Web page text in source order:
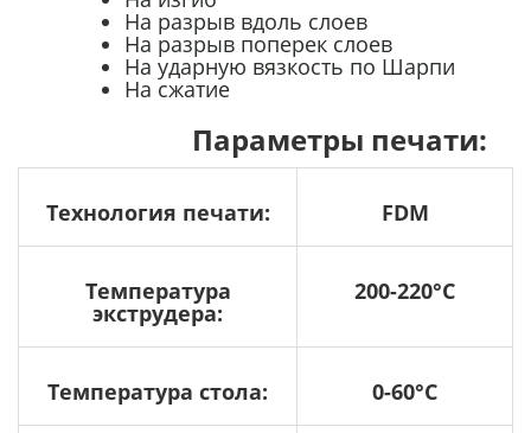
На разрыв вдоль слоев
На разрыв поперек слоев
На ударную вязкость по Шарпи
На сжатие
Параметры печати:
Технология печати: FDM
Температура
экструдера:
200-220°C
Температура стола: 0-60°C